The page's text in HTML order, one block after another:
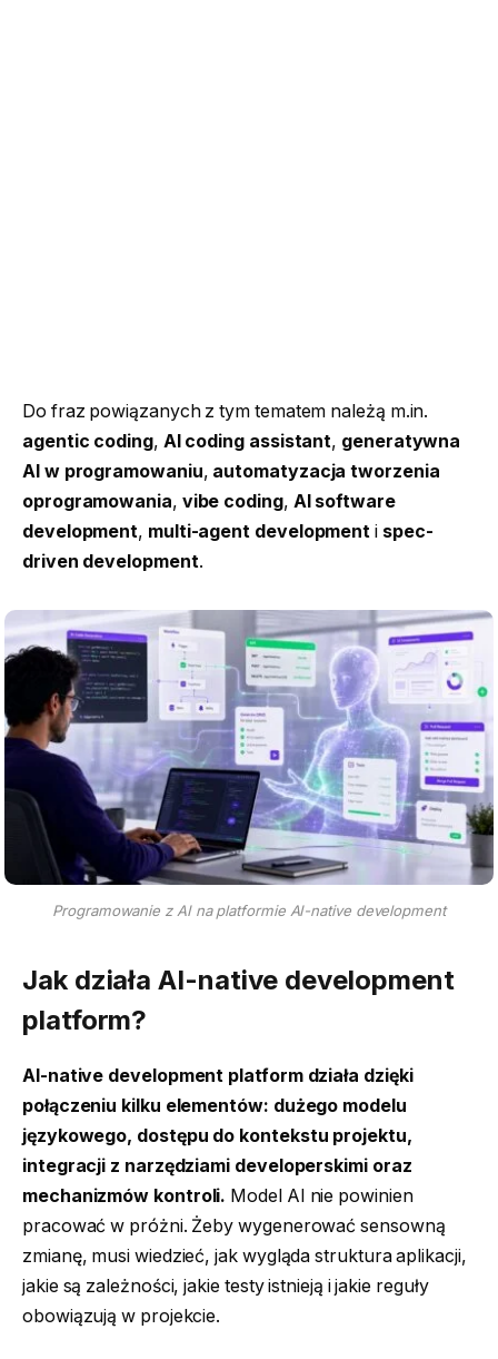
Do fraz powiązanych z tym tematem należą m.in.
agentic coding, AI coding assistant, generatywna
AI w programowaniu, automatyzacja tworzenia
oprogramowania, vibe coding, AI software
development, multi-agent development i spec-
driven development.
Programowanie z AI na platformie AI-native development
Jak działa AI-native development
platform?
AI-native development platform działa dzięki
połączeniu kilku elementów: dużego modelu
językowego, dostępu do kontekstu projektu,
integracji z narzędziami developerskimi oraz
mechanizmów kontroli. Model AI nie powinien
pracować w próżni. Żeby wygenerować sensowną
zmianę, musi wiedzieć, jak wygląda struktura aplikacji,
jakie są zależności, jakie testy istnieją i jakie reguły
obowiązują w projekcie.